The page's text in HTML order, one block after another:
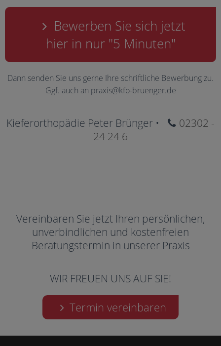
Bewerben Sie sich jetzt
hier in nur "5 Minuten"
Dann senden Sie uns gerne Ihre schriftliche Bewerbung zu.
Ggf. auch an praxis@kfo-bruenger.de
Kieferorthopädie Peter Brünger •
02302 -
24 24 6
Vereinbaren Sie jetzt Ihren persönlichen,
unverbindlichen und kostenfreien
Beratungstermin in unserer Praxis
WIR FREUEN UNS AUF SIE!
Termin vereinbaren